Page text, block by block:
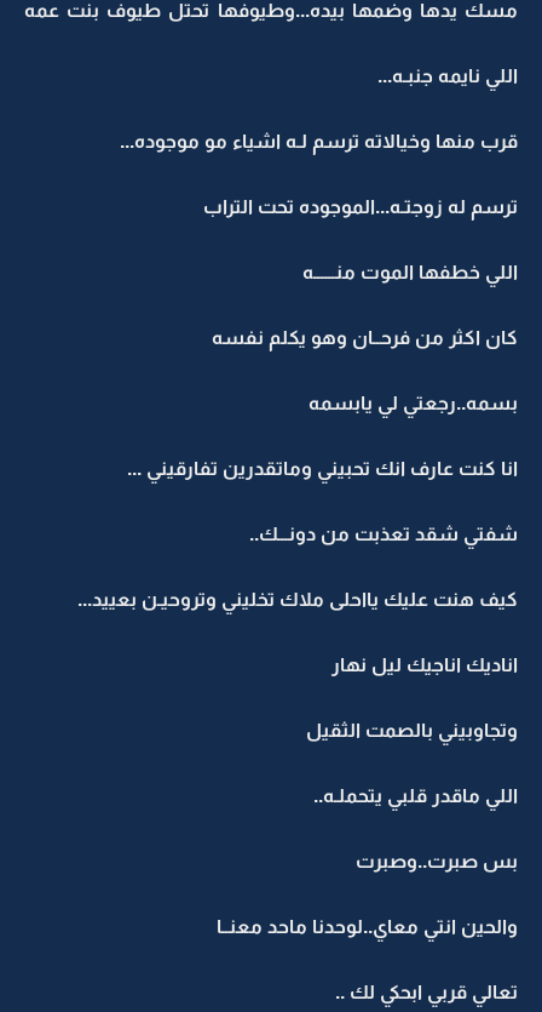
مسك يدها وضمها بيده...وطيوفها تحتل طيوف بنت عمه
اللي نايمه جنبـه...
قرب منها وخيالاته ترسم لـه اشياء مو موجوده...
ترسم له زوجتـه...الموجوده تحت التراب
اللي خطفها الموت منــــــه
كان اكثر من فرحــان وهو يكلم نفسه
بسمه..رجعتي لي يابسمه
انا كنت عارف انك تحبيني وماتقدرين تفارقيني ...
شفتي شقد تعذبت من دونـــك..
كيف هنت عليك يااحلى ملاك تخليني وتروحيـن بعييد...
اناديك اناجيك ليل نهار
وتجاوبيني بالصمت الثقيل
اللي ماقدر قلبي يتحملـه..
بس صبرت..وصبرت
والحين انتي معاي..لوحدنا ماحد معنــا
تعالي قربي ابحكي لك ..